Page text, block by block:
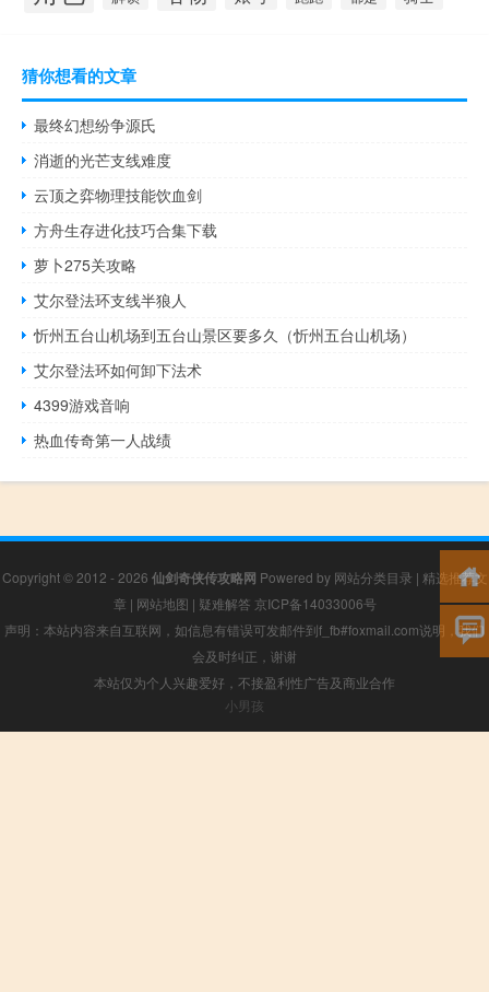
猜你想看的文章
最终幻想纷争源氏
消逝的光芒支线难度
云顶之弈物理技能饮血剑
方舟生存进化技巧合集下载
萝卜275关攻略
艾尔登法环支线半狼人
忻州五台山机场到五台山景区要多久（忻州五台山机场）
艾尔登法环如何卸下法术
4399游戏音响
热血传奇第一人战绩
Copyright © 2012 - 2026 仙剑奇侠传攻略网 Powered by 网站分类目录 | 精选推荐文
章 | 网站地图 | 疑难解答 京ICP备14033006号
声明：本站内容来自互联网，如信息有错误可发邮件到f_fb#foxmail.com说明，我们
会及时纠正，谢谢
本站仅为个人兴趣爱好，不接盈利性广告及商业合作
小男孩